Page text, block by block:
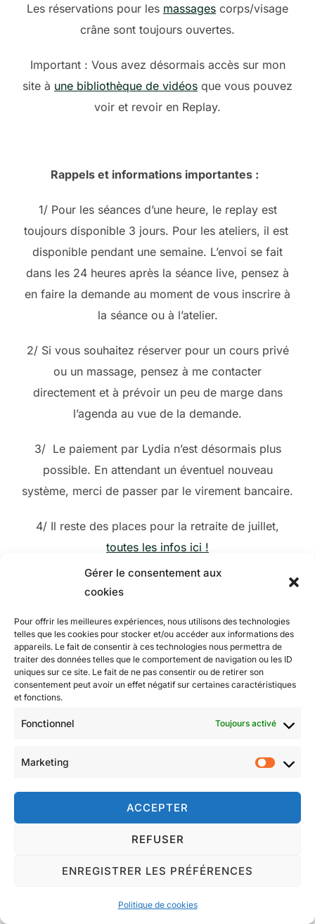
Gérer le consentement aux
cookies
Pour offrir les meilleures expériences, nous utilisons des technologies
telles que les cookies pour stocker et/ou accéder aux informations des
appareils. Le fait de consentir à ces technologies nous permettra de
traiter des données telles que le comportement de navigation ou les ID
uniques sur ce site. Le fait de ne pas consentir ou de retirer son
consentement peut avoir un effet négatif sur certaines caractéristiques
et fonctions.
Fonctionnel Toujours activé
Marketing
ACCEPTER
REFUSER
ENREGISTRER LES PRÉFÉRENCES
Politique de cookies
Les réservations pour les massages corps/visage
crâne sont toujours ouvertes.
Important : Vous avez désormais accès sur mon
site à une bibliothèque de vidéos que vous pouvez
voir et revoir en Replay.
Rappels et informations importantes :
1/ Pour les séances d’une heure, le replay est
toujours disponible 3 jours. Pour les ateliers, il est
disponible pendant une semaine. L’envoi se fait
dans les 24 heures après la séance live, pensez à
en faire la demande au moment de vous inscrire à
la séance ou à l’atelier.
2/ Si vous souhaitez réserver pour un cours privé
ou un massage, pensez à me contacter
directement et à prévoir un peu de marge dans
l’agenda au vue de la demande.
3/ Le paiement par Lydia n’est désormais plus
possible. En attendant un éventuel nouveau
système, merci de passer par le virement bancaire.
4/ Il reste des places pour la retraite de juillet,
toutes les infos ici !
Du 13 au 19 mars 2023
Programme
Publié
13 mars 2023
prochains jours et semaines.